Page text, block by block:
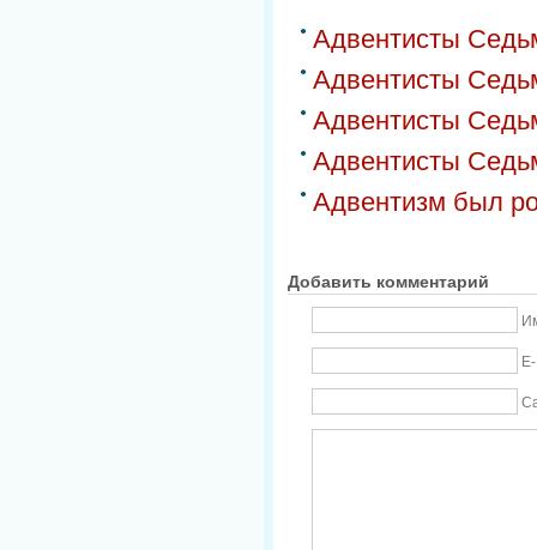
Адвентисты
Адвентисты
Адвентисты
Адвентисты
Адвентизм был
Добавить комментарий